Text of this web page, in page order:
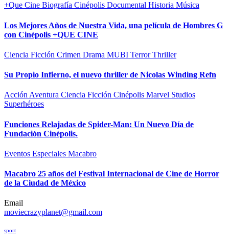
+Que Cine Biografía Cinépolis Documental Historia Música
Los Mejores Años de Nuestra Vida, una película de Hombres G
con Cinépolis +QUE CINE
Ciencia Ficción Crimen Drama MUBI TerrorThriller
Su Propio Infierno, el nuevo thriller de Nicolas Winding Refn
AcciónAventura Ciencia Ficción Cinépolis Marvel Studios
Superhéroes
Funciones Relajadas de Spider-Man: Un Nuevo Día de
Fundación Cinépolis.
Eventos Especiales Macabro
Macabro 25 años del Festival Internacional de Cine de Horror
de la Ciudad de México
Email
moviecrazyplanet@gmail.com
sport